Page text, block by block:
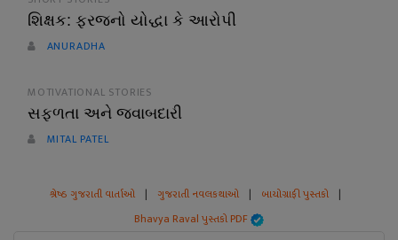
શિક્ષક: ફરજનો યોદ્ધા કે આરોપી
ANURADHA
MOTIVATIONAL STORIES
સફળતા અને જવાબદારી
MITAL PATEL
શ્રેષ્ઠ ગુજરાતી વાર્તાઓ | ગુજરાતી નવલકથાઓ | બાયોગ્રાફી પુસ્તકો |
Bhavya Raval પુસ્તકો PDF